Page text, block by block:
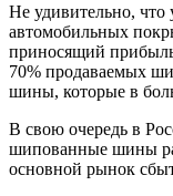
Не удивительно, что
автомобильных
приносящий
70% продаваемых
шины, которые в
В свою очередь в
шипованные шины
основной рынок